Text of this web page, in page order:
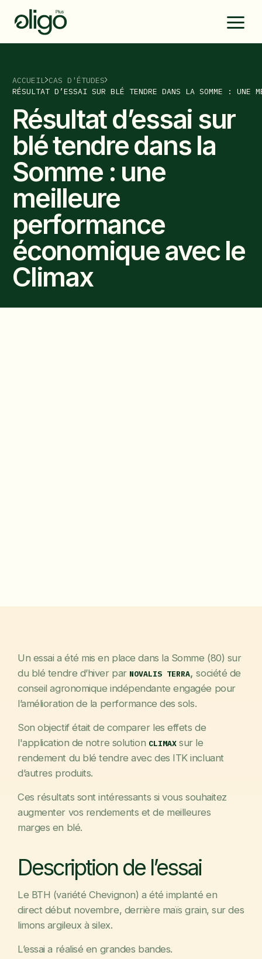
ACCUEIL CAS D'ÉTUDES
RÉSULTAT D’ESSAI SUR BLÉ TENDRE DANS LA SOMME : UNE
Résultat d’essai sur
blé tendre dans la
Somme : une
meilleure
performance
économique avec le
Climax
Un essai a été mis en place dans la Somme (80) sur
du blé tendre d’hiver par NOVALIS TERRA, société de
conseil agronomique indépendante engagée pour
l’amélioration de la performance des sols.
Son objectif était de comparer les effets de
l'application de notre solution CLIMAXsur le
rendement du blé tendre avec des ITK incluant
d’autres produits.
Ces résultats sont intéressants si vous souhaitez
augmenter vos rendements et de meilleures
marges en blé.
Description de l’essai
Le BTH (variété Chevignon) a été implanté en
direct début novembre, derrière maïs grain, sur des
limons argileux à silex.
L’essai a réalisé en grandes bandes.